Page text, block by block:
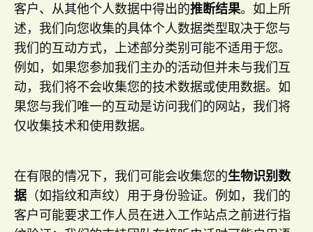
客户、从其他个人数据中得出的推断结果。如上所
述，我们向您收集的具体个人数据类型取决于您与
我们的互动方式，上述部分类别可能不适用于您。
例如，如果您参加我们主办的活动但并未与我们互
动，我们将不会收集您的技术数据或使用数据。如
果您与我们唯一的互动是访问我们的网站，我们将
仅收集技术和使用数据。
在有限的情况下，我们可能会收集您的生物识别数
据 （如指纹和声纹）用于身份验证。例如，我们的
客户可能要求工作人员在进入工作站点之前进行指